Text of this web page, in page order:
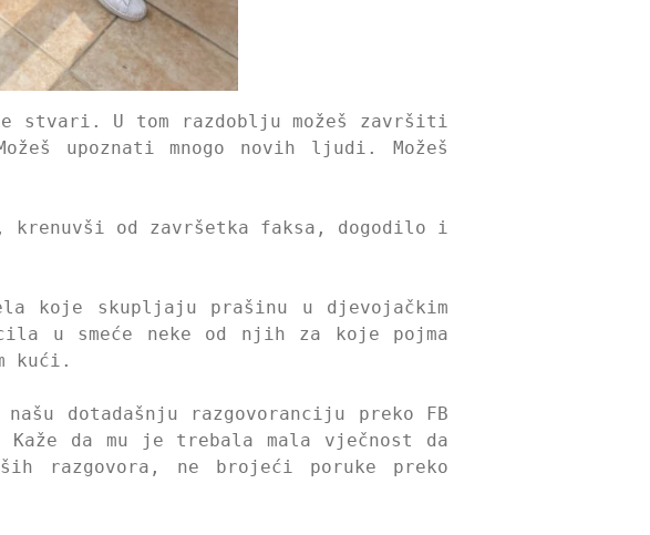
stvari. U tom razdoblju možeš završiti
upoznati mnogo novih ljudi. Možeš
krenuvši od završetka faksa, dogodilo i
koje skupljaju prašinu u djevojačkim
u smeće neke od njih za koje pojma
kući.
dotadašnju razgovoranciju preko FB
da mu je trebala mala vječnost da
razgovora, ne brojeći poruke preko